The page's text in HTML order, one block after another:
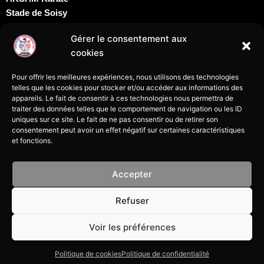
Gérer le consentement aux
cookies
Pour offrir les meilleures expériences, nous utilisons des technologies
telles que les cookies pour stocker et/ou accéder aux informations des
appareils. Le fait de consentir à ces technologies nous permettra de
traiter des données telles que le comportement de navigation ou les ID
uniques sur ce site. Le fait de ne pas consentir ou de retirer son
consentement peut avoir un effet négatif sur certaines caractéristiques
et fonctions.
Accepter
Refuser
Voir les préférences
Politique de cookiesPolitique de confidentialité
Stade de Soisy
Rue du docteur Schweitzer
95230 Soisy sous Montmorency
07 69 24 09 69
Politique de cookies
Tous droits réservés à l’association Aksam Karaté de Soisy-
sous-Montmorency, Andilly, Margency ©2025